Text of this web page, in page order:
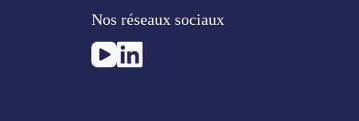
Nos réseaux sociaux